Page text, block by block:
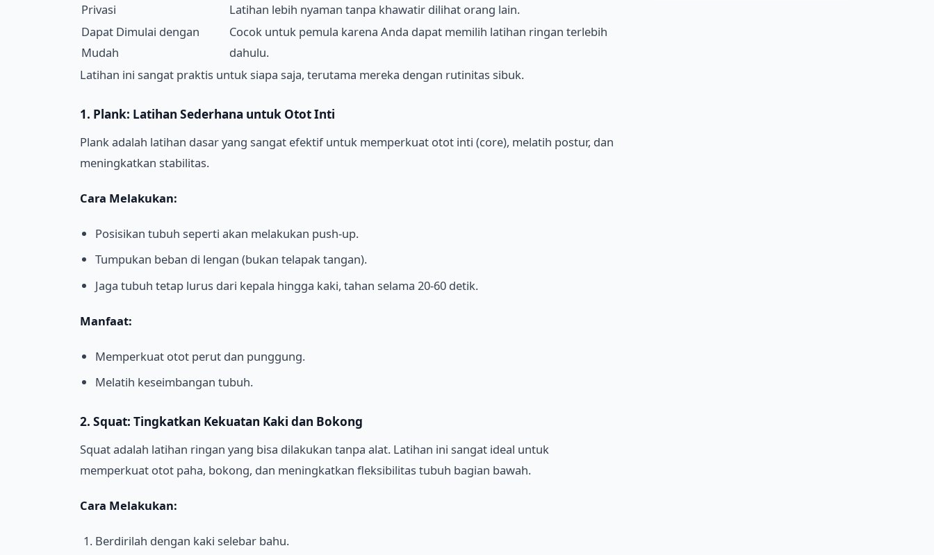
Privasi
Latihan lebih nyaman tanpa khawatir dilihat orang lain.
Dapat Dimulai dengan
Mudah
Cocok untuk pemula karena Anda dapat memilih latihan ringan terlebih
dahulu.
Latihan ini sangat praktis untuk siapa saja, terutama mereka dengan rutinitas sibuk.
1. Plank: Latihan Sederhana untuk Otot Inti
Plank adalah latihan dasar yang sangat efektif untuk memperkuat otot inti (core), melatih postur, dan
meningkatkan stabilitas.
Cara Melakukan:
Posisikan tubuh seperti akan melakukan push-up.
Tumpukan beban di lengan (bukan telapak tangan).
Jaga tubuh tetap lurus dari kepala hingga kaki, tahan selama 20-60 detik.
Manfaat:
Memperkuat otot perut dan punggung.
Melatih keseimbangan tubuh.
2. Squat: Tingkatkan Kekuatan Kaki dan Bokong
Squat adalah latihan ringan yang bisa dilakukan tanpa alat. Latihan ini sangat ideal untuk
memperkuat otot paha, bokong, dan meningkatkan fleksibilitas tubuh bagian bawah.
Cara Melakukan:
Berdirilah dengan kaki selebar bahu.